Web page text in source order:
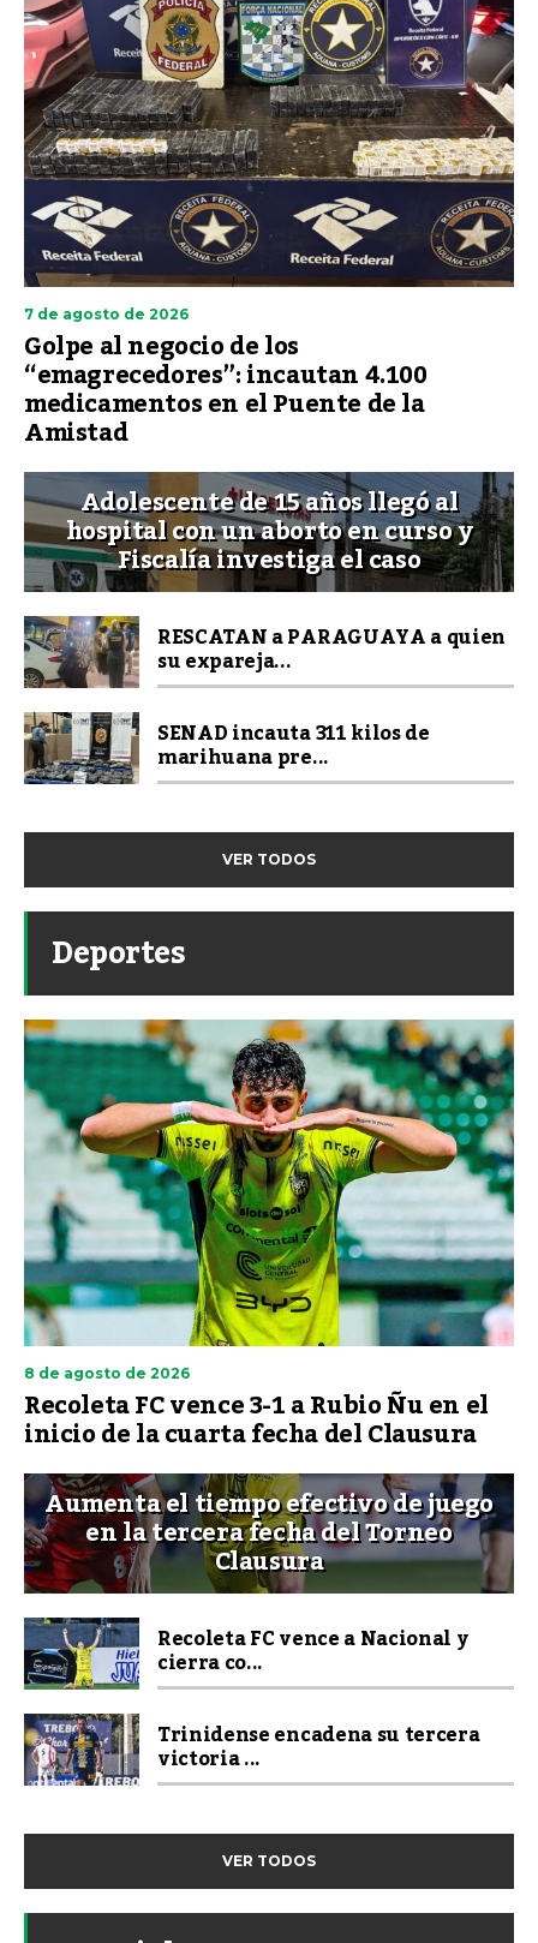
7 de agosto de 2026
Golpe al negocio de los
“emagrecedores”: incautan 4.100
medicamentos en el Puente de la
Amistad
Adolescente de 15 años llegó al
hospital con un aborto en curso y
Fiscalía investiga el caso
RESCATAN a PARAGUAYA a quien
su expareja...
SENAD incauta 311 kilos de
marihuana pre...
VER TODOS
Deportes
8 de agosto de 2026
Recoleta FC vence 3-1 a Rubio Ñu en el
inicio de la cuarta fecha del Clausura
Aumenta el tiempo efectivo de juego
en la tercera fecha del Torneo
Clausura
Recoleta FC vence a Nacional y
cierra co...
Trinidense encadena su tercera
victoria ...
VER TODOS